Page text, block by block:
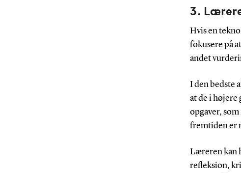
3.
Hvis en
fokusere på
andet
I den bedste
at de i højere
opgaver,
fremtiden er
Læreren kan
refleksion,